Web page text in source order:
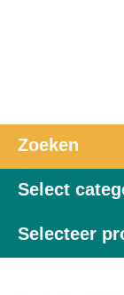
Zoeken
Select
Selecteer